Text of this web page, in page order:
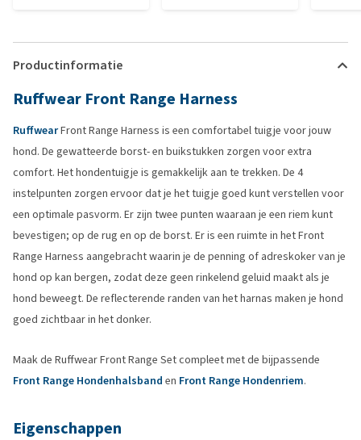
Productinformatie
Ruffwear Front Range Harness
RuffwearFront Range Harness is een comfortabel tuigje voor jouw
hond. De gewatteerde borst- en buikstukken zorgen voor extra
comfort. Het hondentuigje is gemakkelijk aan te trekken. De 4
instelpunten zorgen ervoor dat je het tuigje goed kunt verstellen voor
een optimale pasvorm. Er zijn twee punten waaraan je een riem kunt
bevestigen; op de rug en op de borst. Er is een ruimte in het Front
Range Harness aangebracht waarin je de penning of adreskoker van je
hond op kan bergen, zodat deze geen rinkelend geluid maakt als je
hond beweegt. De reflecterende randen van het harnas maken je hond
goed zichtbaar in het donker.
Maak de Ruffwear Front Range Set compleet met de bijpassende
Front Range Hondenhalsband en Front Range Hondenriem.
Eigenschappen